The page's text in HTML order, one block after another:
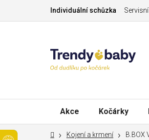
Individuální schůzka
Akce Kočárky
DomůKojení a krmení B.BOX